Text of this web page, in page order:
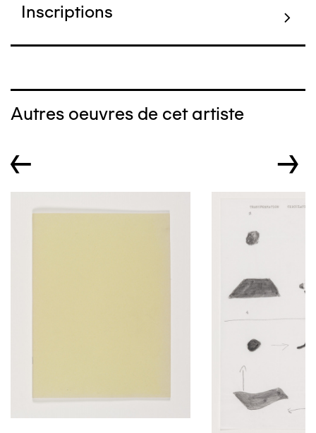
Inscriptions
Autres oeuvres de cet artiste
← →